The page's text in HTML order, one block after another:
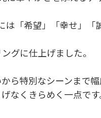
「希望」「幸せ」「
グに仕上げました。
ら特別なシーンまで幅
なくきらめく一点です